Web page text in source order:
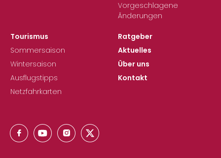
Vorgeschlagene
Änderungen
Tourismus
Sommersaison
Wintersaison
Ausflugstipps
Netzfahrkarten
Ratgeber
Aktuelles
Über uns
Kontakt